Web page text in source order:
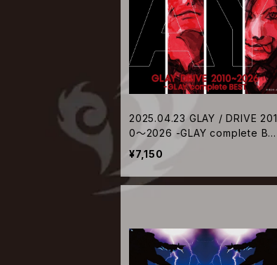
2025.04.23 GLAY / DRIVE 201
0～2026 -GLAY complete BES
T【CD+DVD】
¥7,150